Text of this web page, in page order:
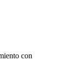
con